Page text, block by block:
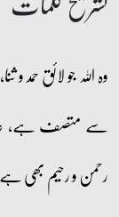
وہ اللہ جو لائق
سے متصف ہے،
رحمن و رحیم بھی